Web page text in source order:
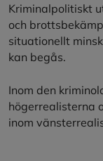
Kriminalpolitiskt
och
situationellt
kan begås.
Inom den
högerrealisterna
inom